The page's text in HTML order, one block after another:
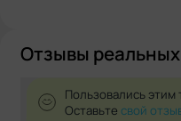
Отзывы
Пользовались этим
Оставьтесвой